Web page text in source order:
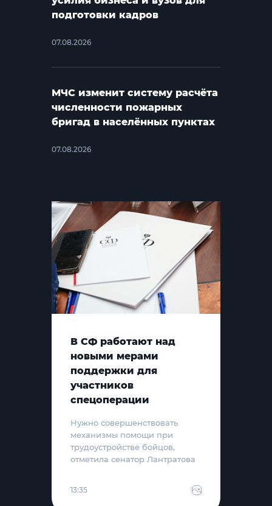
подготовки кадров
07.08.2026
МЧС изменит систему расчёта
численности пожарных
бригад в населённых пунктах
07.08.2026
В СФ работают над
новыми мерами
поддержки для
участников
спецоперации
Нужно совершенствовать
механизмы помощи при
трудоустройстве бойцов,
отметила сенатор Лантратова
13:35